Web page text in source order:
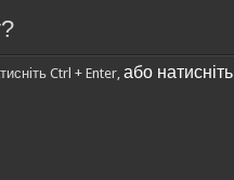
Ctrl + Enter, або натисніть